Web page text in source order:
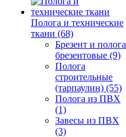
Полога и технические
ткани (68)
Брезент и полога
брезентовые (9)
Полога
строительные
(тарпаулин) (55)
Полога из ПВХ
(1)
Завесы из ПВХ
(3)